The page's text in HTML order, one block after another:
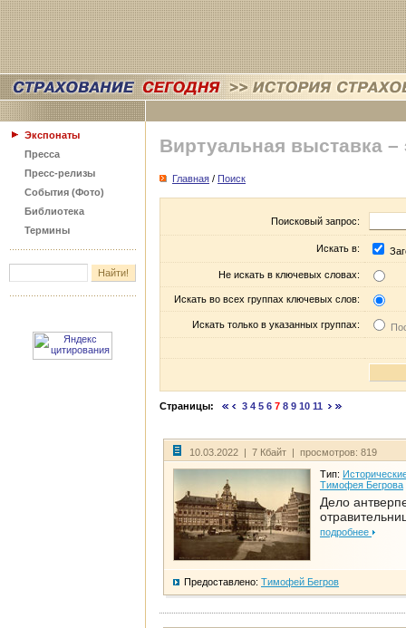
Экспонаты
Пресса
Пресс-релизы
События (Фото)
Библиотека
Термины
Виртуальная выставка –
Главная / Поиск
Поисковый запрос:
Искать в:
Не искать в ключевых словах:
Искать во всех группах ключевых слов:
Искать только в указанных группах:
Страницы: 3 4 5 6 7 8 9 10 11
10.03.2022 | 7 Кбайт | просмотров: 819
Тип:
Тимофея Бегрова
Дело
подробнее
Предоставлено: Тимофей Бегров